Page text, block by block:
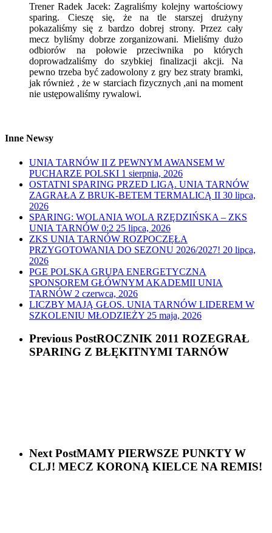
Trener Radek Jacek: Zagraliśmy kolejny wartościowy
sparing. Cieszę się, że na tle starszej drużyny
pokazaliśmy się z bardzo dobrej strony. Przez cały
mecz byliśmy dobrze zorganizowani. Mieliśmy dużo
odbiorów na połowie przeciwnika po których
doprowadzaliśmy do szybkiej finalizacji akcji. Na
pewno trzeba być zadowolony z gry bez straty bramki,
jak również , że w starciach fizycznych ,ani na moment
nie ustępowaliśmy rywalowi.
Inne Newsy
UNIA TARNÓW II Z PEWNYM AWANSEM W
PUCHARZE POLSKI 1 sierpnia, 2026
OSTATNI SPARING PRZED LIGĄ. UNIA TARNÓW
ZAGRAŁA Z BRUK-BETEM TERMALICĄ II 30 lipca,
2026
SPARING: WOLANIA WOLA RZĘDZIŃSKA – ZKS
UNIA TARNÓW 0:2 25 lipca, 2026
ZKS UNIA TARNÓW ROZPOCZĘŁA
PRZYGOTOWANIA DO SEZONU 2026/2027! 20 lipca,
2026
PGE POLSKA GRUPA ENERGETYCZNA
SPONSOREM GŁÓWNYM AKADEMII UNIA
TARNÓW 2 czerwca, 2026
LICZBY MAJĄ GŁOS. UNIA TARNÓW LIDEREM W
SZKOLENIU MŁODZIEŻY 25 maja, 2026
Previous PostROCZNIK 2011 ROZEGRAŁ
SPARING Z BŁĘKITNYMI TARNÓW
Next PostMAMY PIERWSZE PUNKTY W
CLJ! MECZ KORONĄ KIELCE NA REMIS!